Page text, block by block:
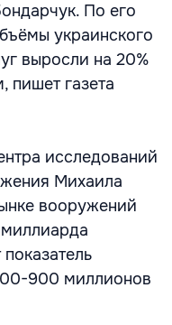
По его
украинского
выросли на 20%
пишет газета
исследований
Михаила
вооружений
900 миллионов